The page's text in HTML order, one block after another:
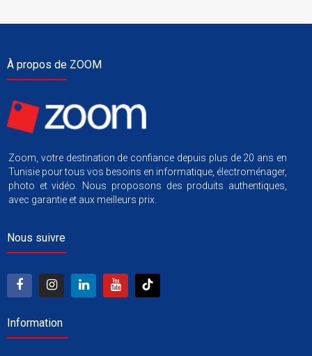
À propos de ZOOM
Zoom, votre destination de confiance depuis plus de 20 ans en
Tunisie pour tous vos besoins en informatique, électroménager,
photo et vidéo. Nous proposons des produits authentiques,
avec garantie et aux meilleurs prix.
Nous suivre
Information